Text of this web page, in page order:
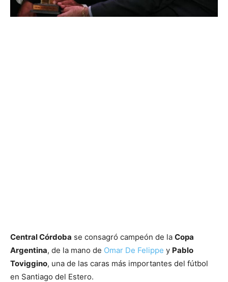
Central Córdoba se consagró campeón de la Copa
Argentina, de la mano de Omar De Felippe y Pablo
Toviggino, una de las caras más importantes del fútbol
en Santiago del Estero.